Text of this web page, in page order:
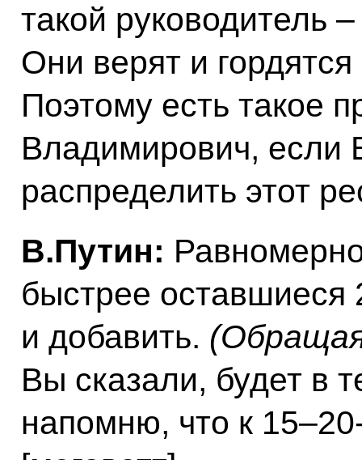
такой руководитель
Они верят и
Поэтому есть такое
Владимирович, если
распределить этот
В.Путин:
быстрее оставшиеся
и добавить.
Вы сказали, будет в
напомню, что к